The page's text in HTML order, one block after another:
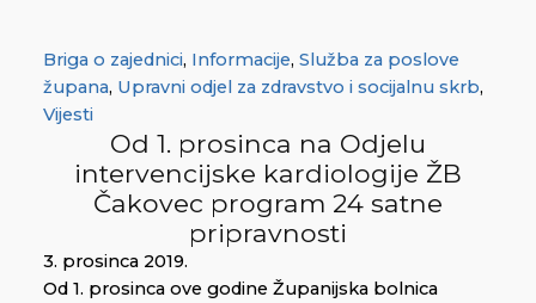
Briga o zajednici, Informacije, Služba za poslove
župana, Upravni odjel za zdravstvo i socijalnu skrb,
Vijesti
Od 1. prosinca na Odjelu
intervencijske kardiologije ŽB
Čakovec program 24 satne
pripravnosti
3. prosinca 2019.
Od 1. prosinca ove godine Županijska bolnica